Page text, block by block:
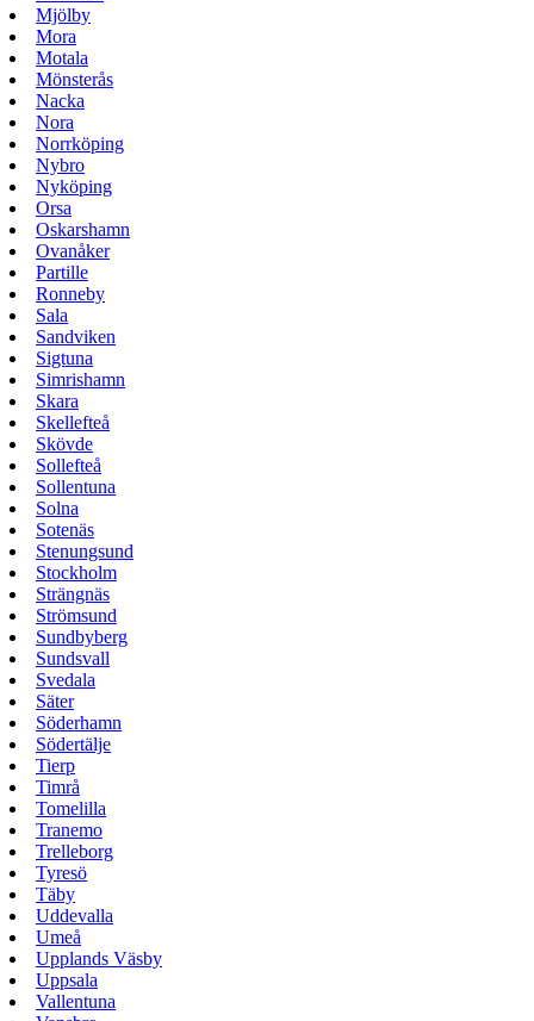
Mjölby
Mora
Motala
Mönsterås
Nacka
Nora
Norrköping
Nybro
Nyköping
Orsa
Oskarshamn
Ovanåker
Partille
Ronneby
Sala
Sandviken
Sigtuna
Simrishamn
Skara
Skellefteå
Skövde
Sollefteå
Sollentuna
Solna
Sotenäs
Stenungsund
Stockholm
Strängnäs
Strömsund
Sundbyberg
Sundsvall
Svedala
Säter
Söderhamn
Södertälje
Tierp
Timrå
Tomelilla
Tranemo
Trelleborg
Tyresö
Täby
Uddevalla
Umeå
Upplands Väsby
Uppsala
Vallentuna